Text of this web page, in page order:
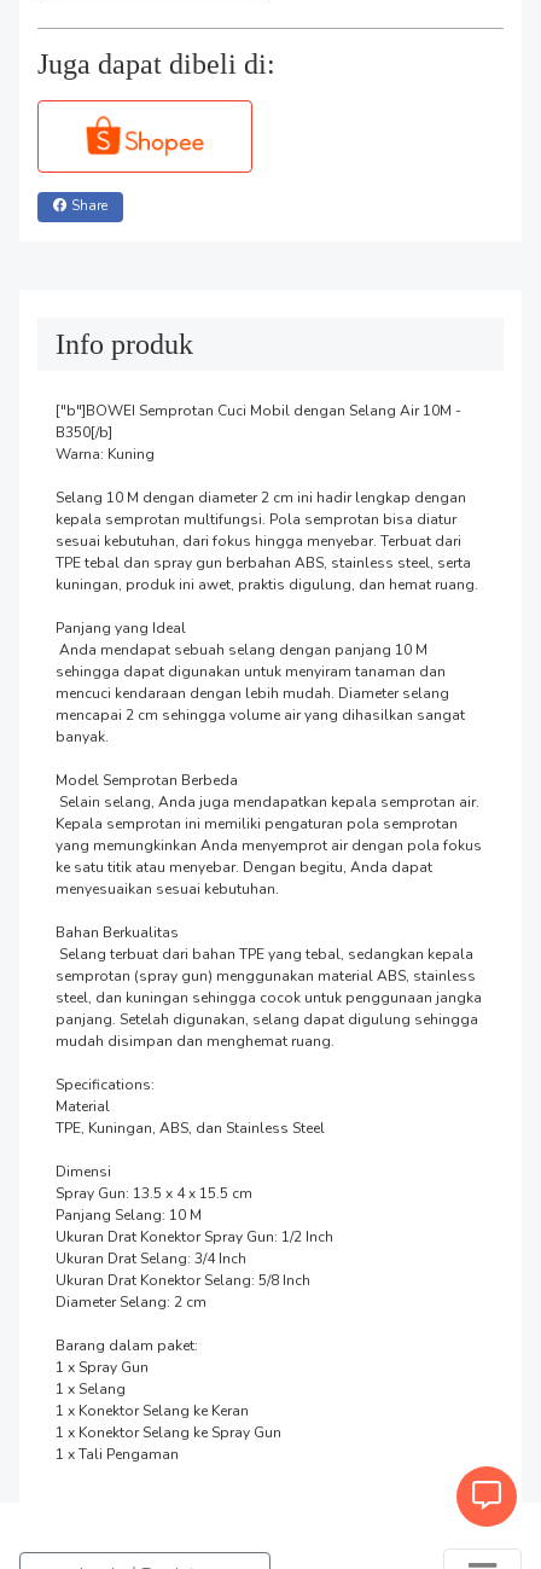
Juga dapat dibeli di:
Share
Info produk
["b"]BOWEI Semprotan Cuci Mobil dengan Selang Air 10M -
B350[/b]
Warna: Kuning
Selang 10 M dengan diameter 2 cm ini hadir lengkap dengan
kepala semprotan multifungsi. Pola semprotan bisa diatur
sesuai kebutuhan, dari fokus hingga menyebar. Terbuat dari
TPE tebal dan spray gun berbahan ABS, stainless steel, serta
kuningan, produk ini awet, praktis digulung, dan hemat ruang.
Panjang yang Ideal
sehingga dapat digunakan untuk menyiram tanaman dan
mencuci kendaraan dengan lebih mudah. Diameter selang
mencapai 2 cm sehingga volume air yang dihasilkan sangat
banyak.
Model Semprotan Berbeda
Kepala semprotan ini memiliki pengaturan pola semprotan
yang memungkinkan Anda menyemprot air dengan pola fokus
ke satu titik atau menyebar. Dengan begitu, Anda dapat
menyesuaikan sesuai kebutuhan.
Bahan Berkualitas
semprotan (spray gun) menggunakan material ABS, stainless
steel, dan kuningan sehingga cocok untuk penggunaan jangka
panjang. Setelah digunakan, selang dapat digulung sehingga
mudah disimpan dan menghemat ruang.
Specifications:
Material
TPE, Kuningan, ABS, dan Stainless Steel
Dimensi
Spray Gun: 13.5 x 4 x 15.5 cm
Panjang Selang: 10 M
Ukuran Drat Konektor Spray Gun: 1/2 Inch
Ukuran Drat Selang: 3/4 Inch
Ukuran Drat Konektor Selang: 5/8 Inch
Diameter Selang: 2 cm
Barang dalam paket:
1 x Spray Gun
1 x Selang
1 x Konektor Selang ke Keran
1 x Konektor Selang ke Spray Gun
1 x Tali Pengaman